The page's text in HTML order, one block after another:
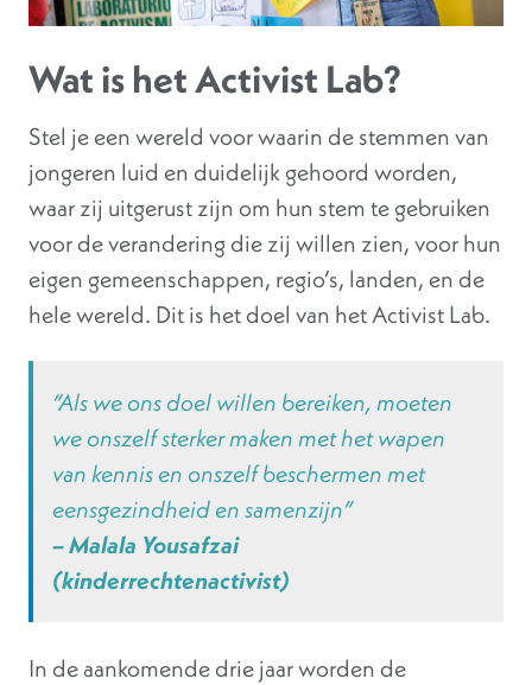
Wat is het Activist Lab?
Stel je een wereld voor waarin de stemmen van
jongeren luid en duidelijk gehoord worden,
waar zij uitgerust zijn om hun stem te gebruiken
voor de verandering die zij willen zien, voor hun
eigen gemeenschappen, regio’s, landen, en de
hele wereld. Dit is het doel van het Activist Lab.
“Als we ons doel willen bereiken, moeten
we onszelf sterker maken met het wapen
van kennis en onszelf beschermen met
eensgezindheid en samenzijn”
– Malala Yousafzai
(kinderrechtenactivist)
In de aankomende drie jaar worden de